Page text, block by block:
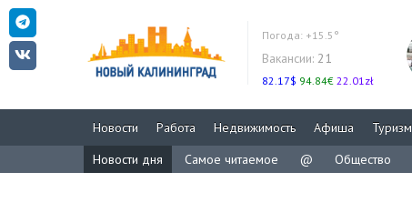
Погода: +15.5°
Вакансии: 21
82.17$ 94.84€ 22.01zł
Новости Работа Недвижимость Афиша Туризм
Новости дня
Самое читаемое @ Общество